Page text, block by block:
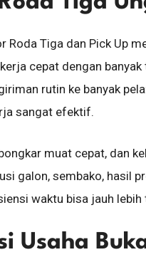
Roda Tiga dan Pick Up
cepat dengan
rutin ke banyak
sangat efektif.
muat cepat, dan
galon, sembako, hasil
waktu bisa jauh
Usaha